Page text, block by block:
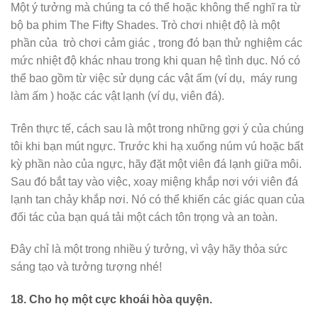
Một ý tưởng mà chúng ta có thể hoặc không thể nghĩ ra từ
bộ ba phim The Fifty Shades. Trò chơi nhiệt độ là một
phần của trò chơi cảm giác , trong đó bạn thử nghiệm các
mức nhiệt độ khác nhau trong khi quan hệ tình dục. Nó có
thể bao gồm từ việc sử dụng các vật ấm (ví dụ, máy rung
làm ấm ) hoặc các vật lạnh (ví dụ, viên đá).
Trên thực tế, cách sau là một trong những gợi ý của chúng
tôi khi bạn mút ngực. Trước khi hạ xuống núm vú hoặc bất
kỳ phần nào của ngực, hãy đặt một viên đá lạnh giữa môi.
Sau đó bắt tay vào việc, xoay miệng khắp nơi với viên đá
lạnh tan chảy khắp nơi. Nó có thể khiến các giác quan của
đối tác của bạn quá tải một cách tôn trọng và an toàn.
Đây chỉ là một trong nhiều ý tưởng, vì vậy hãy thỏa sức
sáng tạo và tưởng tượng nhé!
18. Cho họ một cực khoái hòa quyện.